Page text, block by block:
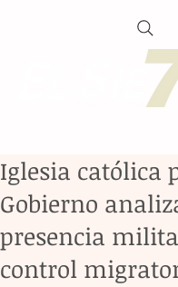
Iglesia católica
Gobierno
presencia
control